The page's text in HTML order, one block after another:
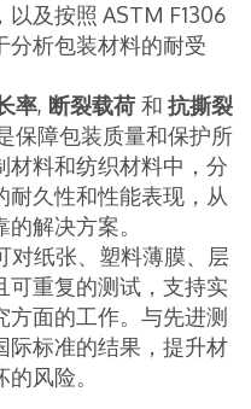
及按照 ASTM F1306
分析包装材料的耐受
率, 断裂载荷 和 抗撕裂
保障包装质量和保护所
材料和纺织材料中，分
久性和性能表现，从
解决方案。
对纸张、塑料薄膜、层
可重复的测试，支持实
方面的工作。与先进测
际标准的结果，提升材
风险。